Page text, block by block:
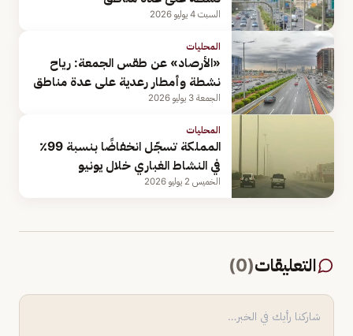
السبت 4 يوليو 2026
المحليات
«الأرصاد» عن طقس الجمعة: رياح
نشطة وأمطار رعدية على عدة مناطق
الجمعة 3 يوليو 2026
المحليات
المملكة تسجّل انخفاضًا بنسبة 99٪
في النشاط الغباري خلال يونيو
الخميس 2 يوليو 2026
التعليقات(
0
)